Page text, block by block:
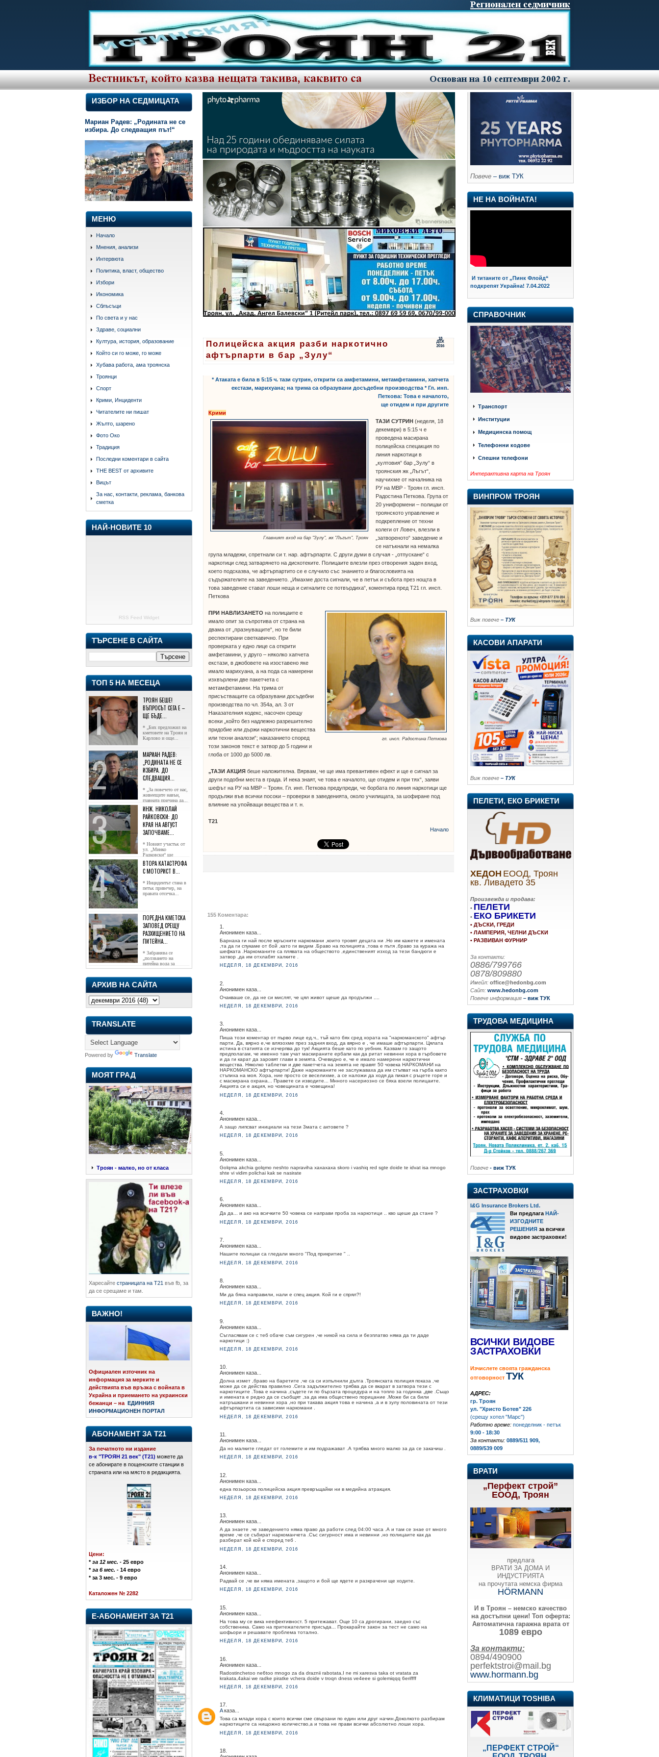
ИЗБОР НА СЕДМИЦАТА
Мариан Радев: „Родината не се
избира. До следващия път!“
МЕНЮ
Начало
Мнения, анализи
Интервюта
Политика, власт, общество
Избори
Икономика
Сблъсъци
По света и у нас
Здраве, социални
Култура, история, образование
Който си го може, го може
Хубава работа, ама троянска
Троянци
Спорт
Крими, Инциденти
Читателите ни пишат
Жълто, шарено
Фото Око
Традиция
Последни коментари в сайта
THE BEST от архивите
Вицът
За нас, контакти, реклама, банкова
сметка
НАЙ-НОВИТЕ 10
RSS Feed Widget
ТЪРСЕНЕ В САЙТА
ТОП 5 НА МЕСЕЦА
ТРОЯН БЕШЕ!
ВЪПРОСЪТ СЕГА Е –
ЩЕ БЪДЕ...
* „Бих предложил на
кметовете на Троян и
Карлово и още...
МАРИАН РАДЕВ:
„РОДИНАТА НЕ СЕ
ИЗБИРА. ДО
СЛЕДВАЩИЯ...
* „За повечето от нас,
живеещите навън,
главната причина да...
ИНЖ. НИКОЛАЙ
РАЙКОВСКИ: ДО
КРАЯ НА АВГУСТ
ЗАПОЧВАМЕ...
* Новият участък от
ул. „Минко
Радковски“ ще
достигне жк...
ВТОРА КАТАСТРОФА
С МОТОРИСТ В...
* Инцидентът стана в
петък привечер, на
правата отсечка...
ПОРЕДНА КМЕТСКА
ЗАПОВЕД СРЕЩУ
РАЗХИЩЕНИЕТО НА
ПИТЕЙНА...
* Забранява се
„ползването на
питейна вода за
напояване...
АРХИВ НА САЙТА
TRANSLATE
Powered by Translate
МОЯТ ГРАД
Троян - малко, но от класа
Харесайте страницата на Т21 във fb, за
да се срещаме и там.
ВАЖНО!
Официален източник на
информация за мерките и
действията във връзка с войната в
Украйна и приемането на украински
бежанци – на ЕДИННИЯ
ИНФОРМАЦИОНЕН ПОРТАЛ
АБОНАМЕНТ ЗА Т21
За печатното ни издание
в-к "ТРОЯН 21 век" (Т21) можете да
се абонирате в пощенските станции в
страната или на място в редакцията.
Цени:
*за 12 мес. - 25 евро
*за 6 мес. - 14 евро
* за 3 мес. - 9 евро
Каталожен № 2282
Е-АБОНАМЕНТ ЗА Т21
18
ДЕК
2016
Полицейска акция разби наркотично
афтърпарти в бар „Зулу“
* Атаката е била в 5:15 ч. тази сутрин, открити са амфетамини, метамфетамини, хапчета
екстази, марихуана; на трима са образувани досъдебни производства * Гл. инп.
Петкова: Това е началото,
ще отидем и при другите
Крими
Главният вход на бар "Зулу", жк "Лъгът", Троян
ТАЗИ СУТРИН (неделя, 18
декември) в 5:15 ч е
проведена масирана
полицейска спецакция по
линия наркотици в
„култовия“ бар „Зулу“ в
троянския жк „Лъгът“,
научихме от началника на
РУ на МВР - Троян гл. инсп.
Радостина Петкова. Група от
20 униформени – полицаи от
троянското управление и
подкрепление от техни
колеги от Ловеч, влезли в
„затвореното“ заведение и
се натъкнали на немалка
група младежи, спретнали си т. нар. афтърпарти. С други думи в случая - „отпускане“ с
наркотици след затварянето на дискотеките. Полицаите влезли през отворения заден вход,
което подсказва, че афтърпартито се е случило със знанието и благословията на
съдържателите на заведението. „Имахме доста сигнали, че в петък и събота през нощта в
това заведение стават лоши неща и сигналите се потвърдиха“, коментира пред Т21 гл. инсп.
Петкова
гл. инсп. Радостина Петкова
ПРИ НАВЛИЗАНЕТО на полицаите е
имало опит за съпротива от страна на
двама от „празнуващите“, но те били
респектирани светкавично. При
проверката у едно лице са открити
амфетамини, у друго – няколко хапчета
екстази, в джобовете на изоставено яке
имало марихуана, а на пода са намерени
изхвърлени две пакетчета с
метамфетамини. На трима от
присъстващите са образувани досъдебни
производства по чл. 354а, ал. 3 от
Наказателния кодекс, насочен срещу
всеки „който без надлежно разрешително
придобие или държи наркотични вещества
или техни аналози“; наказанието според
този законов текст е затвор до 5 години и
глоба от 1000 до 5000 лв.
„ТАЗИ АКЦИЯ беше наложителна. Вярвам, че ще има превантивен ефект и ще е сигнал за
други подобни места в града. И нека знаят, че това е началото, ще отидем и при тях“, заяви
шефът на РУ на МВР – Троян. Гл. инп. Петкова предупреди, че борбата по линия наркотици ще
продължи във всички посоки – проверки в заведенията, около училищата, за шофиране под
влияние на упойващи вещества и т. н.
Т21
Начало
155 Коментара:
1.
Анонимен каза...
Барнаха ги най после мръсните наркомани ,които тровят децата ни .Но им кажете и имената
,та да ги спукаме от бой ,като ги видим .Браво на полицията ,това е пътя ,браво за куража на
шефката .Наркоманите са плявата на обществото ,единственият изход за тези бандюги е
затвор ,да им отхлабят халките .
НЕДЕЛЯ, 18 ДЕКЕМВРИ, 2016
2.
Анонимен каза...
Очакваше се, да не си мислят, че цял живот щеше да продължи ....
НЕДЕЛЯ, 18 ДЕКЕМВРИ, 2016
3.
Анонимен каза...
Пиша този коментар от първо лице ед.ч., тъй като бях сред хората на "наркоманското" афтър
парти. Да, вярно е,че влязохме през задния вход, да вярно е , че имаше афтърпарти. Цялата
истина в статията се изчерпва до тук! Акцията беше като по уебник. Казвам го защото
предполагам, че именно там учат маскираните ербапи как да ритат невинни хора в гърбовете
и да ги карат да заровят глави в земята. Очевидно е, че е имало намерени наркотични
вещества. Няколко таблетки и две пакетчета на земята не правят 50 човека НАРКОМАНИ на
НАРКОМАНСКО афтърпарти! Даже наркоманите не заслужаваха да им стъпват на гърба както
стъпиха на моя. Хора, ние просто се веселихме, а се наложи да ходя да пикая с ръцете горе и
с маскирана охрана... Правете си изводите... Мнного насериозно се бяха взели полицаите.
Акцията си е акция, но човещината е човещина!
НЕДЕЛЯ, 18 ДЕКЕМВРИ, 2016
4.
Анонимен каза...
А защо липсват инициали на тези 3мата с актовете ?
НЕДЕЛЯ, 18 ДЕКЕМВРИ, 2016
5.
Анонимен каза...
Golqma akchia golqmo neshto napraviha xaxaxaxa skoro i vashiq red sgte doide te idvat isa mnogo
shte vi vidim polichai kak se nasirate
НЕДЕЛЯ, 18 ДЕКЕМВРИ, 2016
6.
Анонимен каза...
Да да... и ако на всичките 50 човека се направи проба за наркотици .. кво щеше да стане ?
НЕДЕЛЯ, 18 ДЕКЕМВРИ, 2016
7.
Анонимен каза...
Нашите полицаи са гледали много "Под прикритие " ..
НЕДЕЛЯ, 18 ДЕКЕМВРИ, 2016
8.
Анонимен каза...
Ми да бяха направили, нали е спец акция. Кой ги е спрял?!
НЕДЕЛЯ, 18 ДЕКЕМВРИ, 2016
9.
Анонимен каза...
Съгласявам се с теб обаче съм сигурен ,че никой на сила и безплатво няма да ти даде
наркотици :)
НЕДЕЛЯ, 18 ДЕКЕМВРИ, 2016
10.
Анонимен каза...
Долна измет ,браво на баретите ,че са си изпълнили дълга .Троянската полиция показа ,че
може да се действа правилно .Сега задължително трябва да се вкарат в затвора тези с
наркотиците .Това е начина ,съдете ги по бързата процедура и на топло за годинка ,две .Също
и имената е редно да се съобщят ,за да има обществено порицание .Може би са били
натръшкани и невинни хора ,но при такава акция това е начина ,а и в зулу половината от тези
афтърпартита са зависими наркомани .
НЕДЕЛЯ, 18 ДЕКЕМВРИ, 2016
11.
Анонимен каза...
Да но малките гледат от големите и им подражават .А трябва много малко за да се закачиш .
НЕДЕЛЯ, 18 ДЕКЕМВРИ, 2016
12.
Анонимен каза...
една позьорска полицейска акция превръщайки ни в медийна атракция.
НЕДЕЛЯ, 18 ДЕКЕМВРИ, 2016
13.
Анонимен каза...
А да знаете ,че заведението няма право да работи след 04:00 часа .А и там се знае от много
време ,че се събират наркоманчета .Със сигурност има и невинни ,но полицаите как да
разберат кой кой е според теб .
НЕДЕЛЯ, 18 ДЕКЕМВРИ, 2016
14.
Анонимен каза...
Радвай се ,че ви няма имената ,защото и бой ще ядете и разкрачени ще ходите.
НЕДЕЛЯ, 18 ДЕКЕМВРИ, 2016
15.
Анонимен каза...
На това му се вика неефективност. 5 притежават. Още 10 са дрогирани, заедно със
собственика. Само на притежателите присъда... Прокарайте закон за тест не само на
шофьори и решавате проблема тотално.
НЕДЕЛЯ, 18 ДЕКЕМВРИ, 2016
16.
Анонимен каза...
Radostinchetoo ne6too mnogo za da draznii rabotata,I ne mi xaresva taka ot vratata za
krakata,4akai we radke piratke vchera doide v troqn dness ve4eee si golemiqqq 6eriffff
НЕДЕЛЯ, 18 ДЕКЕМВРИ, 2016
17.
Aказа...
Това са млади хора с които всички сме свързани по един или друг начин.Доколкото разбирам
наркотиците са нищожно количество,а и това не прави всички абсолютно лоши хора.
НЕДЕЛЯ, 18 ДЕКЕМВРИ, 2016
18.
Повече – виж ТУК
НЕ НА ВОЙНАТА!
И титаните от „Пинк Флойд“
подкрепят Украйна! 7.04.2022
СПРАВОЧНИК
Транспорт
Институции
Медицинска помощ
Телефонни кодове
Спешни телефони
Интерактивна карта на Троян
ВИНПРОМ ТРОЯН
Виж повече – ТУК
КАСОВИ АПАРАТИ
Виж повече – ТУК
ПЕЛЕТИ, ЕКО БРИКЕТИ
ХЕДОН ЕООД, Троян
кв. Ливадето 35
Произвежда и продава:
• ПЕЛЕТИ
• ЕКО БРИКЕТИ
• ДЪСКИ, ГРЕДИ
• ЛАМПЕРИЯ, ЧЕЛНИ ДЪСКИ
• РАЗВИВАН ФУРНИР
За контакти:
0886/799766
0878/809880
Имейл: office@hedonbg.com
Сайт: www.hedonbg.com
Повече информация – виж ТУК
ТРУДОВА МЕДИЦИНА
Повече - виж ТУК
ЗАСТРАХОВКИ
I&G Insurance Brokers Ltd.
Ви предлага НАЙ-
ИЗГОДНИТЕ
РЕШЕНИЯ за всички
видове застраховки!
ВСИЧКИ ВИДОВЕ
ЗАСТРАХОВКИ
Изчислете своята гражданска
отговорност ТУК
АДРЕС:
гр. Троян
ул. "Христо Ботев" 226
(срещу хотел "Марс")
Работно време: понеделник - петък
9:00 - 18:30
За контакти: 0889/511 909,
0889/539 009
ВРАТИ
„Перфект строй”
ЕООД, Троян
предлага
ВРАТИ ЗА ДОМА И
ИНДУСТРИЯТА
на прочутата немска фирма
HÖRMANN
И в Троян – немско качество
на достъпни цени! Топ оферта:
Автоматична гаражна врата от
1089 евро
За контакти:
0894/490900
perfektstroi@mail.bg
www.hormann.bg
КЛИМАТИЦИ TOSHIBA
„ПЕРФЕКТ СТРОЙ“